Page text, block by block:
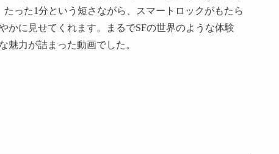
った1分という短さながら、スマートロックがもたら
かに見せてくれます。まるでSFの世界のような体験
魅力が詰まった動画でした。